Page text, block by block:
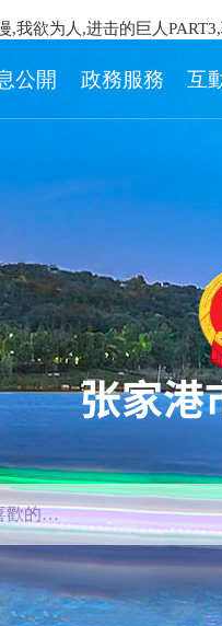
欲为人,进击的巨人
公開 政務服務 互